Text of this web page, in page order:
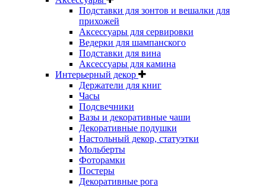
Подставки для зонтов и вешалки для
прихожей
Аксессуары для сервировки
Ведерки для шампанского
Подставки для вина
Аксессуары для камина
Интерьерный декор
Держатели для книг
Часы
Подсвечники
Вазы и декоративные чаши
Декоративные подушки
Настольный декор, статуэтки
Мольберты
Фоторамки
Постеры
Декоративные рога